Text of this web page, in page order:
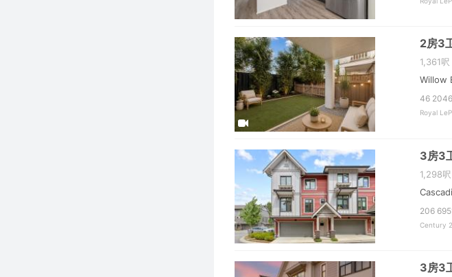
2房3
1,361呎
Willow
46
Royal
3房3
1,298呎
206
Century
3房3